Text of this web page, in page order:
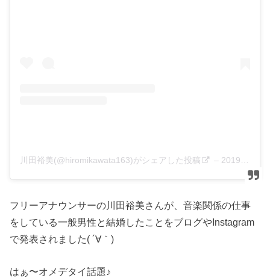
川田裕美(@hiromikawata163)がシェアした投稿 – 2019年10月月28日午前8時17分PDT
フリーアナウンサーの川田裕美さんが、音楽関係の仕事
をしている一般男性と結婚したことをブログやInstagram
で発表されました( ´∀｀)
はぁ〜オメデタイ話題♪